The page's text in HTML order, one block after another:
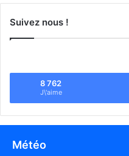
Suivez nous !
8 762
J\'aime
Météo